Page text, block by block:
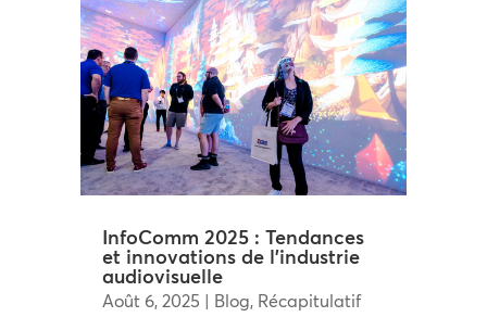
InfoComm 2025 : Tendances
et innovations de l’industrie
audiovisuelle
Août 6, 2025 | Blog, Récapitulatif